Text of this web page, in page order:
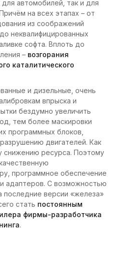
автомобилей, так и для
на всех этапах – от
из соображений
неквалифицированных
софта. Вплоть до
– возгорания
каталитического
и дизельные, очень
впрыска и
бездумно увеличить
тем более маскировки
программных блоков,
двигателей. Как
снижению ресурса. Поэтому
программное обеспечение
адаптеров. С возможностью
последние версии «железа»
стать постоянным
фирмы-разработчика
.